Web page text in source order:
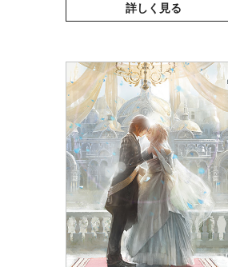
詳しく見る